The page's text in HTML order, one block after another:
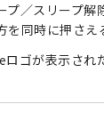
プ／スリープ解
を同時に押さえ
ゴが表示され